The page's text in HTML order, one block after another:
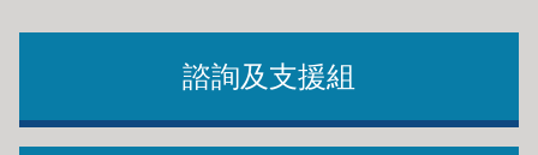
諮詢及支援組